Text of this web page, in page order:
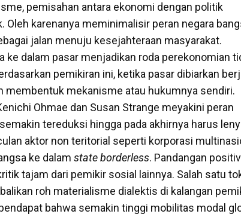
pemisahan antara ekonomi dengan politik
Oleh karenanya meminimalisir peran negara
jalan menuju kesejahteraan masyarakat.
ke dalam pasar menjadikan roda perekonomian
pemikiran ini, ketika pasar dibiarkan
membentuk mekanisme atau hukumnya sendiri.
Ohmae dan Susan Strange meyakini peran
tereduksi hingga pada akhirnya harus
aktor non teritorial seperti korporasi
ke dalam state borderless. Pandangan
tajam dari pemikir sosial lainnya. Salah satu
roh materialisme dialektis di kalangan
bahwa semakin tinggi mobilitas modal